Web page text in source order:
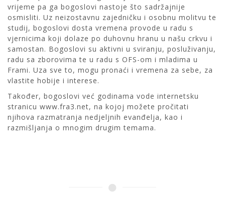
vrijeme pa ga bogoslovi nastoje što sadržajnije
osmisliti. Uz neizostavnu zajedničku i osobnu molitvu te
studij, bogoslovi dosta vremena provode u radu s
vjernicima koji dolaze po duhovnu hranu u našu crkvu i
samostan. Bogoslovi su aktivni u sviranju, posluživanju,
radu sa zborovima te u radu s OFS-om i mladima u
Frami. Uza sve to, mogu pronaći i vremena za sebe, za
vlastite hobije i interese.
Također, bogoslovi već godinama vode internetsku
stranicu www.fra3.net, na kojoj možete pročitati
njihova razmatranja nedjeljnih evanđelja, kao i
razmišljanja o mnogim drugim temama.